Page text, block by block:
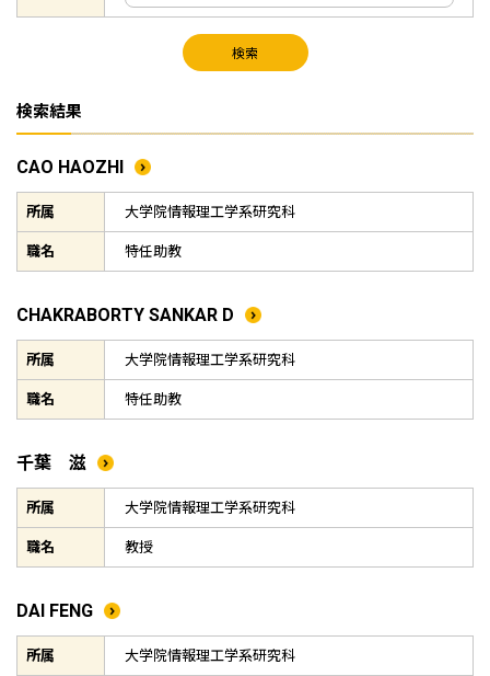
検索
検索結果
CAO HAOZHI
所属 大学院情報理工学系研究科
職名 特任助教
CHAKRABORTY SANKAR D
所属 大学院情報理工学系研究科
職名 特任助教
千葉 滋
所属 大学院情報理工学系研究科
職名 教授
DAI FENG
所属 大学院情報理工学系研究科